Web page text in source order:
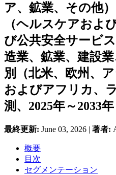
ア、鉱業、その他
（ヘルスケアおよ
び公共安全サービ
造業、鉱業、建設
別（北米、欧州、
およびアフリカ、
測、2025年～2033年
最終更新: June 03, 2026 | 著者:
概要
目次
セグメンテーション